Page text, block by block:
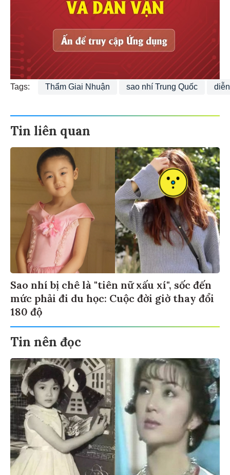
Tags: Thẩm Giai Nhuận sao nhí Trung Quốc
Tin liên quan
Sao nhí bị chê là "tiên nữ xấu xí", sốc đến
mức phải đi du học: Cuộc đời giờ thay đổi
180 độ
Tin nên đọc